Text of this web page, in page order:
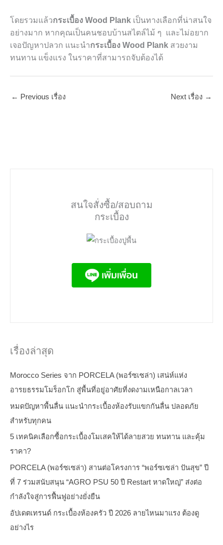
โดยรวมแล้วกระเบื้อง Wood Plank เป็นทางเลือกที่น่าสนใจ
อย่างมาก หากคุณเป็นคนชอบบ้านสไตล์ไม้ ๆ และไม่อยาก
เจอปัญหาปลวก แนะนำกระเบื้อง Wood Plank สวยงาม
ทนทาน แข็งแรง ในราคาที่สามารถจับต้องได้
← Previous เรื่อง Next เรื่อง →
สนใจสั่งซื้อ/สอบถาม
กระเบื้อง
เรื่องล่าสุด
Morocco Series จาก PORCELA (พอร์ซเซล่า) เสน่ห์แห่ง
อารยธรรมโมร็อกโก สู่พื้นที่อยู่อาศัยที่งดงามเหนือกาลเวลา
หมดปัญหาพื้นลื่น แนะนำกระเบื้องห้องรับแขกกันลื่น ปลอดภัย
สำหรับทุกคน
5 เทคนิคเลือกซื้อกระเบื้องโมเสคให้ได้ลายสวย ทนทาน และคุ้ม
ราคา?
PORCELA (พอร์ซเซล่า) สานต่อโครงการ “พอร์ซเซล่า ปันสุข” ปี
ที่ 7 ร่วมสนับสนุน “AGRO PSU 50 ปี Restart หาดใหญ่” ส่งต่อ
กำลังใจสู่การฟื้นฟูอย่างยั่งยืน
อัปเดตเทรนด์ กระเบื้องห้องครัว ปี 2026 ลายไหนมาแรง ต้องดู
อย่างไร